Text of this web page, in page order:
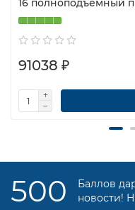
16 полноподъемный
91038 ₽
500
Баллов
новости!